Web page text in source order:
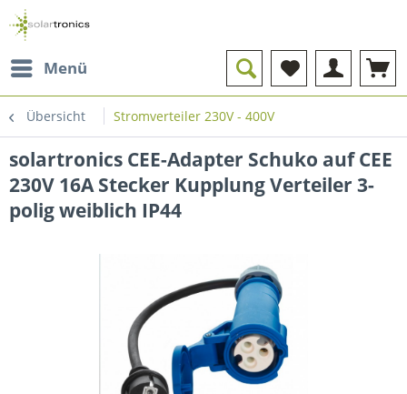
Menü
Übersicht Stromverteiler 230V - 400V
solartronics CEE-Adapter Schuko auf CEE
230V 16A Stecker Kupplung Verteiler 3-
polig weiblich IP44